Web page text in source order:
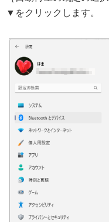
▼をクリックします。